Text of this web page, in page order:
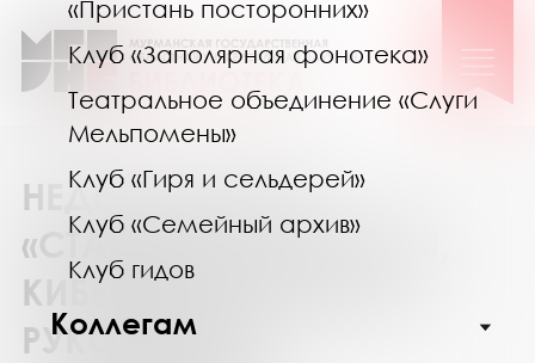
«Пристань посторонних»
Клуб «Заполярная фонотека»
Театральное объединение «Слуги
Мельпомены»
Клуб «Гиря и сельдерей»
Клуб «Семейный архив»
Клуб гидов
Коллегам
НЕДЕЛЯ В КЛУБЕ
«СТАРШИЕ»: ЭКОЛОГИЯ,
КИБЕРБЕЗОПАСНОСТЬ,
РУКОДЕЛИЕ И